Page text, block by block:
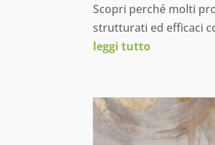
Scopri perché molti
strutturati ed efficaci
leggi tutto